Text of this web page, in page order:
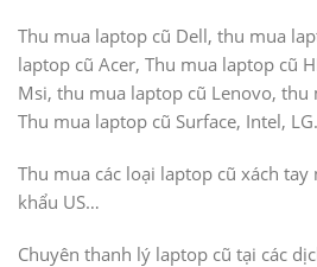
Thu mua laptop cũ Dell, thu mua
laptop cũ Acer, Thu mua laptop cũ
Msi, thu mua laptop cũ Lenovo, thu
Thu mua laptop cũ Surface, Intel,
Thu mua các loại laptop cũ xách
khẩu US…
Chuyên thanh lý laptop cũ tại các